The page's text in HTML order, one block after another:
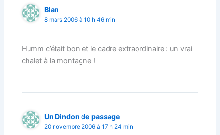
Blan
8 mars 2006 à 10 h 46 min
Humm c’était bon et le cadre extraordinaire : un vrai
chalet à la montagne !
Un Dindon de passage
20 novembre 2006 à 17 h 24 min